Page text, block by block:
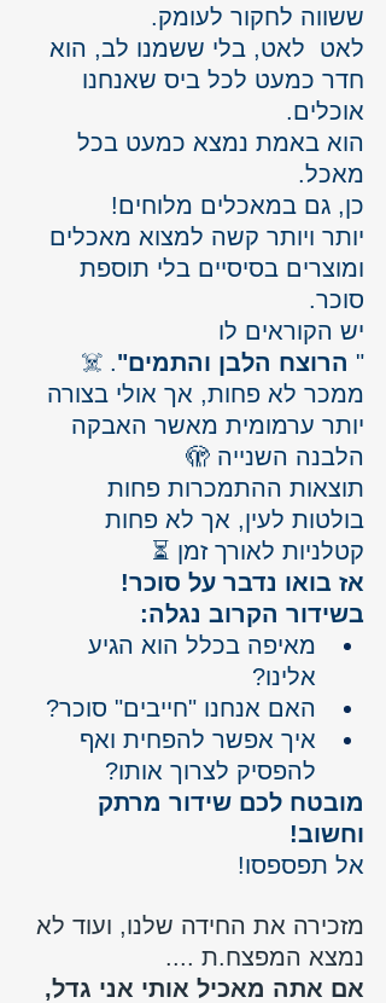
ששווה לחקור לעומק.
לאט  לאט, בלי ששמנו לב, הוא
חדר כמעט לכל ביס שאנחנו
אוכלים.
הוא באמת נמצא כמעט בכל
מאכל.
כן, גם במאכלים מלוחים!
יותר ויותר קשה למצוא מאכלים
ומוצרים בסיסיים בלי תוספת
סוכר.
יש הקוראים לו
" הרוצח הלבן והתמים". ☠️
ממכר לא פחות, אך אולי בצורה
יותר ערמומית מאשר האבקה
הלבנה השנייה 🫣
תוצאות ההתמכרות פחות
בולטות לעין, אך לא פחות
קטלניות לאורך זמן ⏳
אז בואו נדבר על סוכר!
בשידור הקרוב נגלה:
מאיפה בכלל הוא הגיע
אלינו?
האם אנחנו "חייבים" סוכר?
איך אפשר להפחית ואף
להפסיק לצרוך אותו?
מובטח לכם שידור מרתק
וחשוב!
אל תפספסו!
מזכירה את החידה שלנו, ועוד לא
נמצא המפצח.ת ....
אם אתה מאכיל אותי אני גדל,